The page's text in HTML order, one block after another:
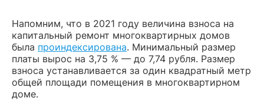
Напомним, что в 2021 году величина взноса на
капитальный ремонт многоквартирных домов
была проиндексирована. Минимальный размер
платы вырос на 3,75 % — до 7,74 рубля. Размер
взноса устанавливается за один квадратный метр
общей площади помещения в многоквартирном
доме.